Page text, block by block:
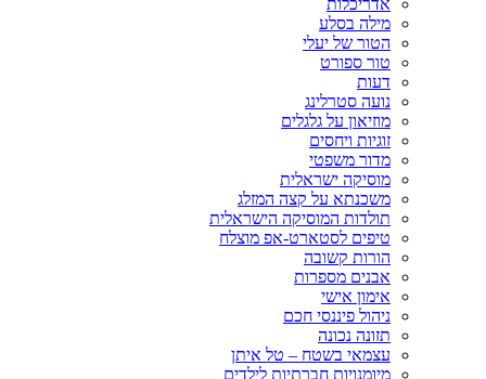
אדריכלות
מילה בסלע
הטור של יעלי
טור ספורט
דעות
נועה סטרלינג
מוזיאון על גלגלים
זוגיות ויחסים
מדור משפטי
מוסיקה ישראלית
משכנתא על קצה המזלג
תולדות המוסיקה הישראלית
טיפים לסטארט-אפ מוצלח
הורות קשובה
אבנים מספרות
אימון אישי
ניהול פיננסי חכם
תזונה נכונה
עצמאי בשטח – טל איתן
מיומנויות חברתיות לילדים